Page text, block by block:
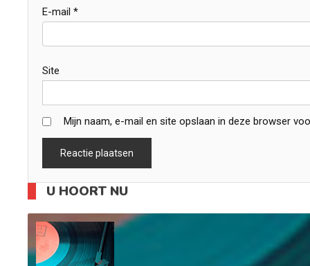
E-mail *
Site
Mijn naam, e-mail en site opslaan in deze browser
U HOORT NU